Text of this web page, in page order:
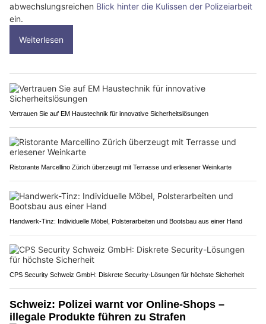
abwechslungsreichen Blick hinter die Kulissen der Polizeiarbeit
ein.
Weiterlesen
Vertrauen Sie auf EM Haustechnik für innovative Sicherheitslösungen
Ristorante Marcellino Zürich überzeugt mit Terrasse und erlesener Weinkarte
Handwerk-Tinz: Individuelle Möbel, Polsterarbeiten und Bootsbau aus einer Hand
CPS Security Schweiz GmbH: Diskrete Security-Lösungen für höchste Sicherheit
Schweiz: Polizei warnt vor Online-Shops –
illegale Produkte führen zu Strafen